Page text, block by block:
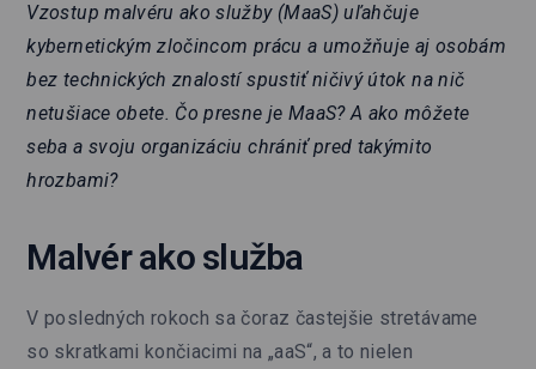
Vzostup malvéru ako služby (MaaS) uľahčuje
kybernetickým zločincom prácu a umožňuje aj osobám
bez technických znalostí spustiť ničivý útok na nič
netušiace obete. Čo presne je MaaS? A ako môžete
seba a svoju organizáciu chrániť pred takýmito
hrozbami?
Malvér ako služba
V posledných rokoch sa čoraz častejšie stretávame
so skratkami končiacimi na „aaS“, a to nielen